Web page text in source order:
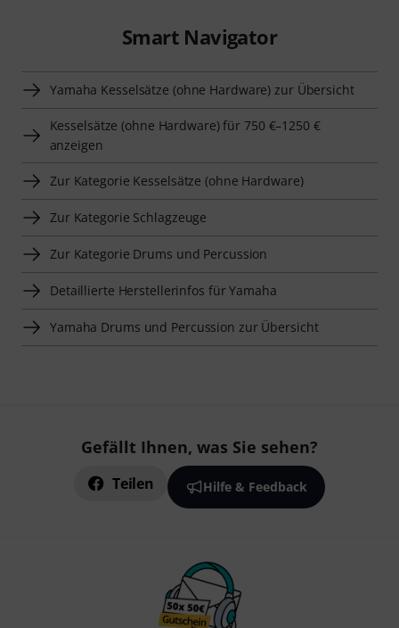
Smart Navigator
Yamaha Kesselsätze (ohne Hardware) zur Übersicht
Kesselsätze (ohne Hardware) für 750 €–1250 €
anzeigen
Zur Kategorie Kesselsätze (ohne Hardware)
Zur Kategorie Schlagzeuge
Zur Kategorie Drums und Percussion
Detaillierte Herstellerinfos für Yamaha
Yamaha Drums und Percussion zur Übersicht
Gefällt Ihnen, was Sie sehen?
Teilen Hilfe & Feedback